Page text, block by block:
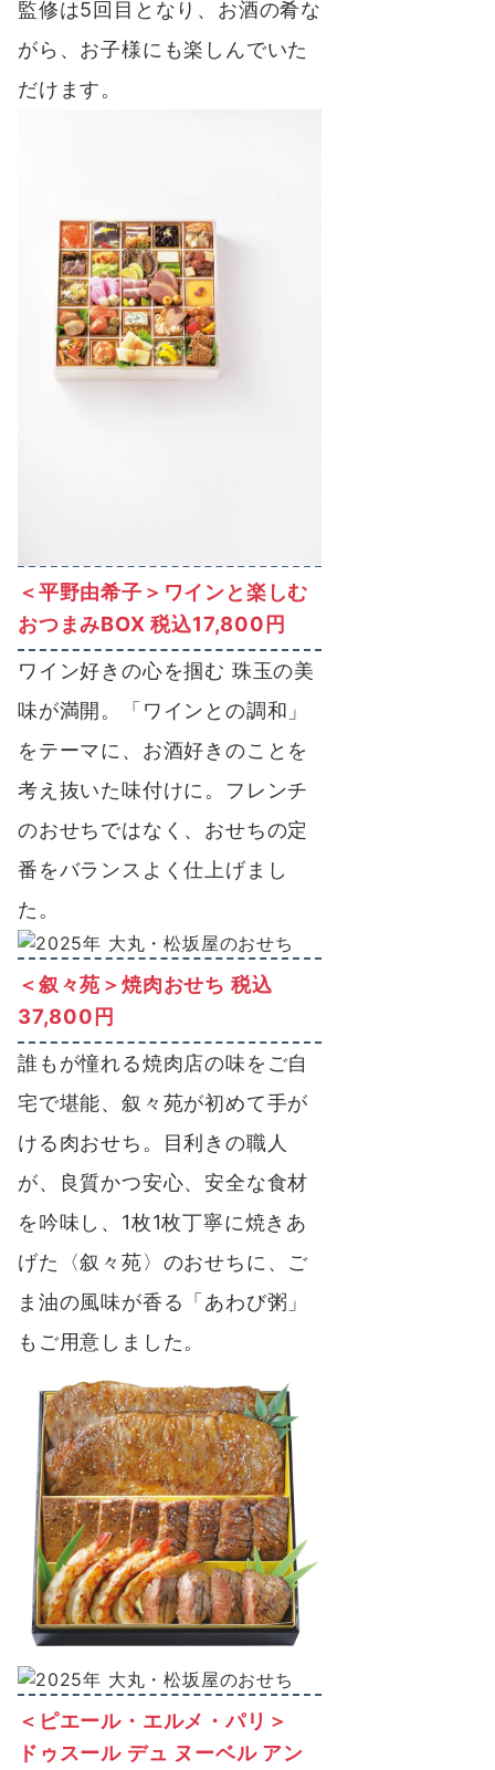
監修は5回目となり、お酒の肴な
がら、お子様にも楽しんでいた
だけます。
＜平野由希子＞ワインと楽しむ
おつまみBOX 税込17,800円
ワイン好きの心を掴む 珠玉の美
味が満開。「ワインとの調和」
をテーマに、お酒好きのことを
考え抜いた味付けに。フレンチ
のおせちではなく、おせちの定
番をバランスよく仕上げまし
た。
＜叙々苑＞焼肉おせち 税込
37,800円
誰もが憧れる焼肉店の味をご自
宅で堪能、叙々苑が初めて手が
ける肉おせち。目利きの職人
が、良質かつ安心、安全な食材
を吟味し、1枚1枚丁寧に焼きあ
げた〈叙々苑〉のおせちに、ご
ま油の風味が香る「あわび粥」
もご用意しました。
＜ピエール・エルメ・パリ＞
ドゥスール デュ ヌーベル アン